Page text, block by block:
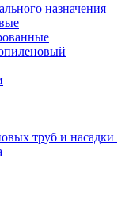
назначения
труб и насадки